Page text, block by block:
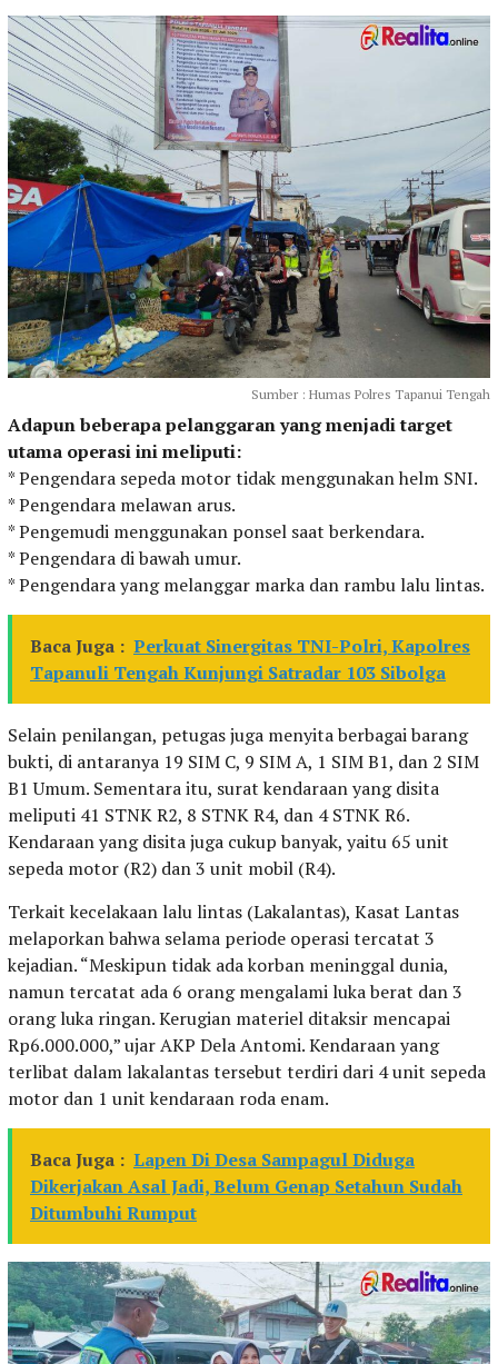
Sumber : Humas Polres Tapanui Tengah
Adapun beberapa pelanggaran yang menjadi target
utama operasi ini meliputi:
* Pengendara sepeda motor tidak menggunakan helm SNI.
* Pengendara melawan arus.
* Pengemudi menggunakan ponsel saat berkendara.
* Pengendara di bawah umur.
* Pengendara yang melanggar marka dan rambu lalu lintas.
Baca Juga : Perkuat Sinergitas TNI-Polri, Kapolres
Tapanuli Tengah Kunjungi Satradar 103 Sibolga
Selain penilangan, petugas juga menyita berbagai barang
bukti, di antaranya 19 SIM C, 9 SIM A, 1 SIM B1, dan 2 SIM
B1 Umum. Sementara itu, surat kendaraan yang disita
meliputi 41 STNK R2, 8 STNK R4, dan 4 STNK R6.
Kendaraan yang disita juga cukup banyak, yaitu 65 unit
sepeda motor (R2) dan 3 unit mobil (R4).
Terkait kecelakaan lalu lintas (Lakalantas), Kasat Lantas
melaporkan bahwa selama periode operasi tercatat 3
kejadian. “Meskipun tidak ada korban meninggal dunia,
namun tercatat ada 6 orang mengalami luka berat dan 3
orang luka ringan. Kerugian materiel ditaksir mencapai
Rp6.000.000,” ujar AKP Dela Antomi. Kendaraan yang
terlibat dalam lakalantas tersebut terdiri dari 4 unit sepeda
motor dan 1 unit kendaraan roda enam.
Baca Juga : Lapen Di Desa Sampagul Diduga
Dikerjakan Asal Jadi, Belum Genap Setahun Sudah
Ditumbuhi Rumput